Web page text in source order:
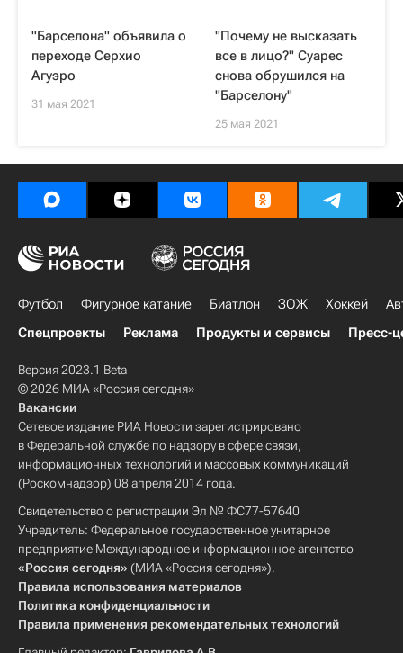
"Барселона" объявила о
переходе Серхио
Агуэро
31 мая 2021
"Почему не высказать
все в лицо?" Суарес
снова обрушился на
"Барселону"
25 мая 2021
Футбол Фигурное катание Биатлон ЗОЖ Хоккей
Спецпроекты
Реклама Продукты и сервисы Пресс-
Версия 2023.1 Beta
© 2026 МИА «Россия сегодня»
Вакансии
Сетевое издание РИА Новости зарегистрировано
в Федеральной службе по надзору в сфере связи,
информационных технологий и массовых коммуникаций
(Роскомнадзор) 08 апреля 2014 года.
Свидетельство о регистрации Эл № ФС77-57640
Учредитель: Федеральное государственное унитарное
предприятие Международное информационное агентство
«Россия сегодня» (МИА «Россия сегодня»).
Правила использования материалов
Политика конфиденциальности
Правила применения рекомендательных технологий